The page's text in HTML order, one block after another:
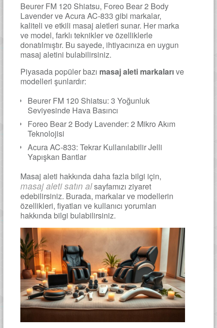
Beurer FM 120 Shiatsu, Foreo Bear 2 Body
Lavender ve Acura AC-833 gibi markalar,
kaliteli ve etkili masaj aletleri sunar. Her marka
ve model, farklı teknikler ve özelliklerle
donatılmıştır. Bu sayede, ihtiyacınıza en uygun
masaj aletini bulabilirsiniz.
Piyasada popüler bazı masaj aleti markalarıve
modelleri şunlardır:
Beurer FM 120 Shiatsu: 3 Yoğunluk
Seviyesinde Hava Basıncı
Foreo Bear 2 Body Lavender: 2 Mikro Akım
Teknolojisi
Acura AC-833: Tekrar Kullanılabilir Jelli
Yapışkan Bantlar
Masaj aleti hakkında daha fazla bilgi için,
masaj aleti satın alsayfamızı ziyaret
edebilirsiniz. Burada, markalar ve modellerin
özellikleri, fiyatları ve kullanıcı yorumları
hakkında bilgi bulabilirsiniz.